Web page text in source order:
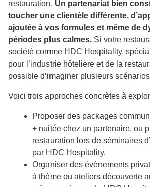
restauration. Un partenariat bien
toucher une clientèle différente,
ajoutée à vos formules et même de
périodes plus calmes. Si votre
société comme HDC Hospitality,
pour l’industrie hôtelière et de la
possible d’imaginer plusieurs
Voici trois approches concrètes à
Proposer des packages
+ nuitée chez un partenaire, ou
restauration lors de séminaires
par HDC Hospitality.
Organiser des événements
à thème ou ateliers découverte